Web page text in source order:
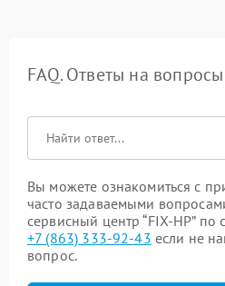
FAQ. Ответы на вопросы
Вы можете ознакомиться с
часто задаваемыми
сервисный центр “FIX-HP”
+7 (863) 333-92-43 если не
вопрос.